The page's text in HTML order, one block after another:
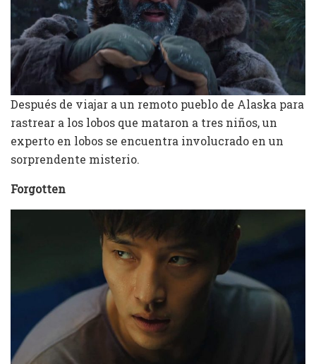
Después de viajar a un remoto pueblo de Alaska para
rastrear a los lobos que mataron a tres niños, un
experto en lobos se encuentra involucrado en un
sorprendente misterio.
Forgotten